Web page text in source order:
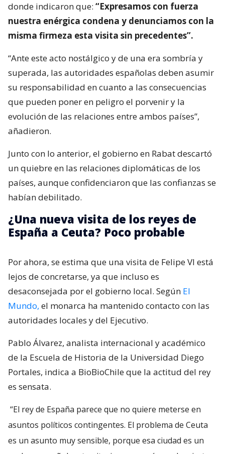
donde indicaron que: “Expresamos con fuerza
nuestra enérgica condena y denunciamos con la
misma firmeza esta visita sin precedentes”.
“Ante este acto nostálgico y de una era sombría y
superada, las autoridades españolas deben asumir
su responsabilidad en cuanto a las consecuencias
que pueden poner en peligro el porvenir y la
evolución de las relaciones entre ambos países”,
añadieron.
Junto con lo anterior, el gobierno en Rabat descartó
un quiebre en las relaciones diplomáticas de los
países, aunque confidenciaron que las confianzas se
habían debilitado.
¿Una nueva visita de los reyes de
España a Ceuta? Poco probable
Por ahora, se estima que una visita de Felipe VI está
lejos de concretarse, ya que incluso es
desaconsejada por el gobierno local. Según El
Mundo, el monarca ha mantenido contacto con las
autoridades locales y del Ejecutivo.
Pablo Álvarez, analista internacional y académico
de la Escuela de Historia de la Universidad Diego
Portales, indica a BioBioChile que la actitud del rey
es sensata.
“El rey de España parece que no quiere meterse en
asuntos políticos contingentes. El problema de Ceuta
es un asunto muy sensible, porque esa ciudad es un